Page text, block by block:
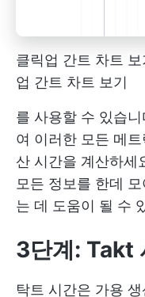
클릭업 간트 차트
업 간트 차트 보기
를 사용할 수 있습니
여 이러한 모든 메
산 시간을 계산하세
모든 정보를 한데
는 데 도움이 될 수
3단계: Takt
탁트 시간은 가용